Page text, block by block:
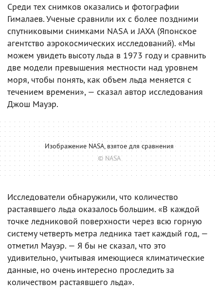
Среди тех снимков оказались и фотографии
Гималаев. Ученые сравнили их с более поздними
спутниковыми снимками NASA и JAXA (Японское
агентство аэрокосмических исследований). «Мы
можем увидеть высоту льда в 1973 году и сравнить
две модели превышения местности над уровнем
моря, чтобы понять, как объем льда меняется с
течением времени», — сказал автор исследования
Джош Мауэр.
Изображение NASA, взятое для сравнения
© NASA
Исследователи обнаружили, что количество
растаявшего льда оказалось большим. «В каждой
точке ледниковой поверхности через всю горную
систему четверть метра ледника тает каждый год, —
отметил Мауэр. — Я бы не сказал, что это
удивительно, учитывая имеющиеся климатические
данные, но очень интересно проследить за
количеством растаявшего льда».